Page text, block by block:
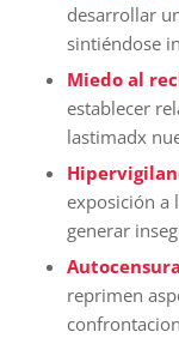
desarrollar
sintiéndose
Miedo al
establecer
lastimadx
exposición a
generar
reprimen